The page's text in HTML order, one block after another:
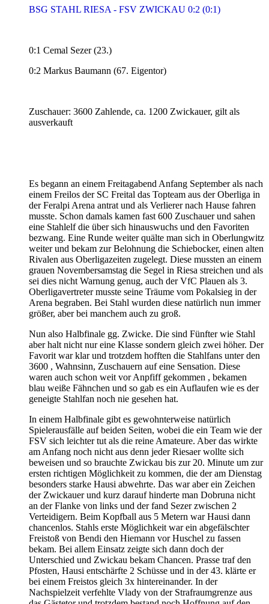
BSG STAHL RIESA - FSV ZWICKAU 0:2 (0:1)
0:1 Cemal Sezer (23.)
0:2 Markus Baumann (67. Eigentor)
Zuschauer: 3600 Zahlende, ca. 1200 Zwickauer, gilt als
ausverkauft
Es begann an einem Freitagabend Anfang September als nach
einem Freilos der SC Freital das Topteam aus der Oberliga in
der Feralpi Arena antrat und als Verlierer nach Hause fahren
musste. Schon damals kamen fast 600 Zuschauer und sahen
eine Stahlelf die über sich hinauswuchs und den Favoriten
bezwang. Eine Runde weiter quälte man sich in Oberlungwitz
weiter und bekam zur Belohnung die Schiebocker, einen alten
Rivalen aus Oberligazeiten zugelegt. Diese mussten an einem
grauen Novembersamstag die Segel in Riesa streichen und als
sei dies nicht Warnung genug, auch der VfC Plauen als 3.
Oberligavertreter musste seine Träume vom Pokalsieg in der
Arena begraben. Bei Stahl wurden diese natürlich nun immer
größer, aber bei manchem auch zu groß.
Nun also Halbfinale gg. Zwicke. Die sind Fünfter wie Stahl
aber halt nicht nur eine Klasse sondern gleich zwei höher. Der
Favorit war klar und trotzdem hofften die Stahlfans unter den
3600 , Wahnsinn, Zuschauern auf eine Sensation. Diese
waren auch schon weit vor Anpfiff gekommen , bekamen
blau weiße Fähnchen und so gab es ein Auflaufen wie es der
geneigte Stahlfan noch nie gesehen hat.
In einem Halbfinale gibt es gewohnterweise natürlich
Spielerausfälle auf beiden Seiten, wobei die ein Team wie der
FSV sich leichter tut als die reine Amateure. Aber das wirkte
am Anfang noch nicht aus denn jeder Riesaer wollte sich
beweisen und so brauchte Zwickau bis zur 20. Minute um zur
ersten richtigen Möglichkeit zu kommen, die der am Dienstag
besonders starke Hausi abwehrte. Das war aber ein Zeichen
der Zwickauer und kurz darauf hinderte man Dobruna nicht
an der Flanke von links und der fand Sezer zwischen 2
Verteidigern. Beim Kopfball aus 5 Metern war Hausi dann
chancenlos. Stahls erste Möglichkeit war ein abgefälschter
Freistoß von Bendi den Hiemann vor Huschel zu fassen
bekam. Bei allem Einsatz zeigte sich dann doch der
Unterschied und Zwickau bekam Chancen. Prasse traf den
Pfosten, Hausi entschärfte 2 Schüsse und in der 43. klärte er
bei einem Freistos gleich 3x hintereinander. In der
Nachspielzeit verfehlte Vlady von der Strafraumgrenze aus